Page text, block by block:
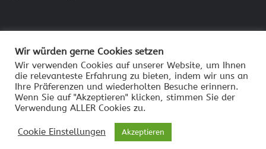
© 2026 - Andy Mediatainment
Impressum
AGB Andy Mediatainment
Wir würden gerne Cookies setzen
Wir verwenden Cookies auf unserer Website, um Ihnen
die relevanteste Erfahrung zu bieten, indem wir uns an
Ihre Präferenzen und wiederholten Besuche erinnern.
Wenn Sie auf "Akzeptieren" klicken, stimmen Sie der
Verwendung ALLER Cookies zu.
Cookie Einstellungen Akzeptieren